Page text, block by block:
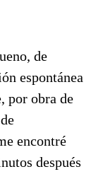
de
espontánea
por obra de
encontré
después